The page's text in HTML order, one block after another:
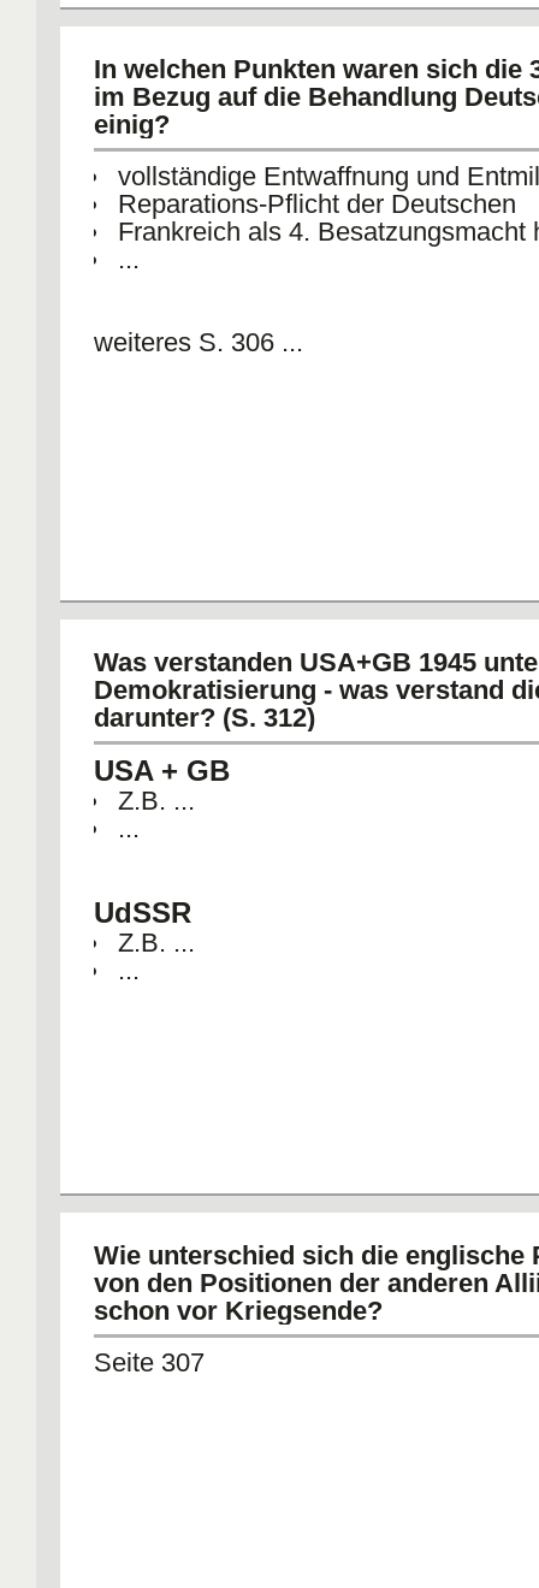
In welchen Punkten waren sich die
im Bezug auf die Behandlung
einig?
vollständige Entwaffnung und
Reparations-Pflicht der Deutschen
Frankreich als 4. Besatzungsmacht
...
weiteres S. 306 ...
Was verstanden USA+GB 1945
Demokratisierung - was verstand
darunter? (S. 312)
USA + GB
Z.B. ...
...
UdSSR
Z.B. ...
...
Wie unterschied sich die englische
von den Positionen der anderen
schon vor Kriegsende?
Seite 307